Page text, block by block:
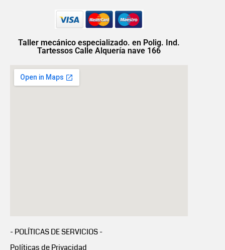
Taller mecánico especializado. en Polig. Ind.
Tartessos Calle Alquería nave 166
- POLÍTICAS DE SERVICIOS -
Políticas de Privacidad